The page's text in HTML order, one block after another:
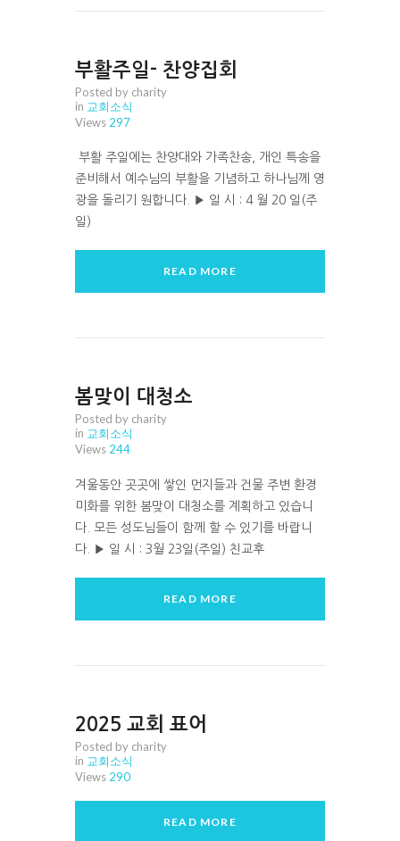
부활주일- 찬양집회
Posted by charity
in 교회소식
Views 297
부활 주일에는 찬양대와 가족찬송, 개인 특송을
준비해서 예수님의 부활을 기념하고 하나님께 영
광을 돌리기 원합니다. ▶ 일 시 : 4 월 20 일(주
일)
READ MORE
봄맞이 대청소
Posted by charity
in 교회소식
Views 244
겨울동안 곳곳에 쌓인 먼지들과 건물 주변 환경
미화를 위한 봄맞이 대청소를 계획하고 있습니
다. 모든 성도님들이 함께 할 수 있기를 바랍니
다. ▶ 일 시 : 3월 23일(주일) 친교후
READ MORE
2025 교회 표어
Posted by charity
in 교회소식
Views 290
READ MORE